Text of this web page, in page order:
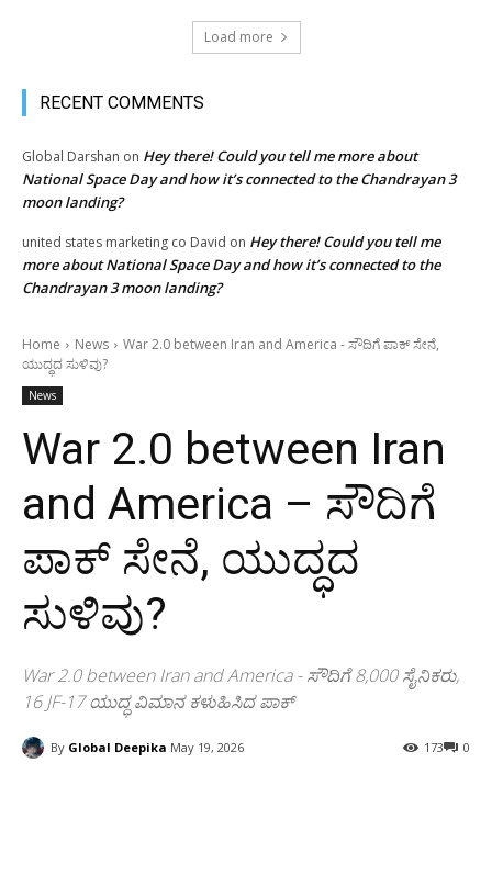
Load more
RECENT COMMENTS
Global Darshan on Hey there! Could you tell me more about
National Space Day and how it’s connected to the Chandrayan 3
moon landing?
united states marketing co David on Hey there! Could you tell me
more about National Space Day and how it’s connected to the
Chandrayan 3 moon landing?